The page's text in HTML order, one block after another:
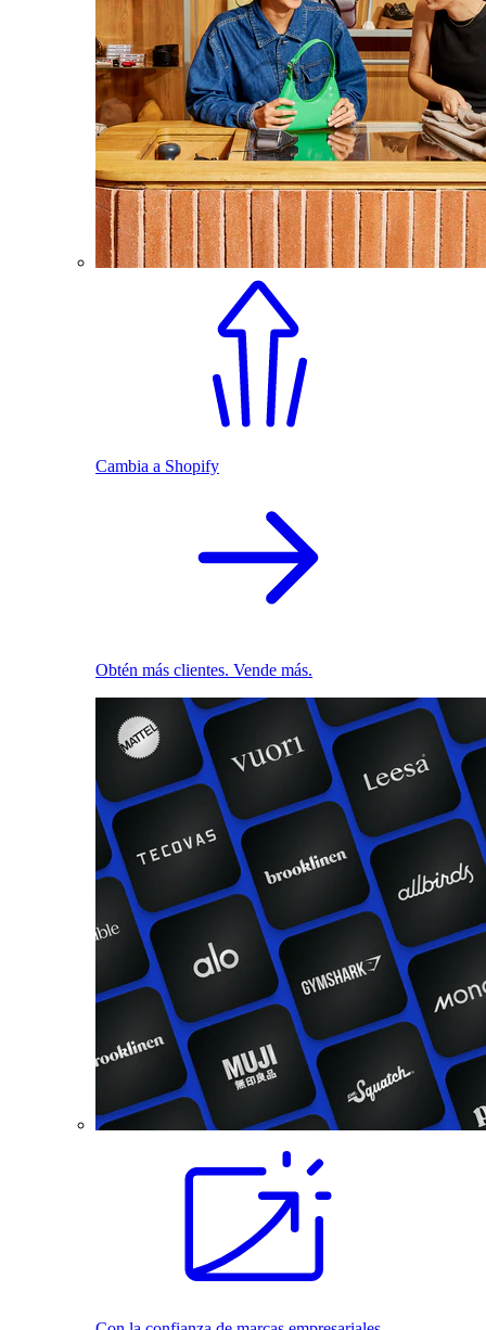
Cambia a Shopify
Obtén más clientes. Vende más.